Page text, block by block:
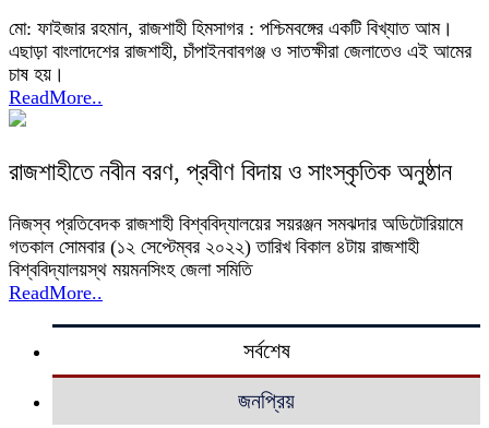
মো: ফাইজার রহমান, রাজশাহী হিমসাগর : পশ্চিমবঙ্গের একটি বিখ্যাত আম।
এছাড়া বাংলাদেশের রাজশাহী, চাঁপাইনবাবগঞ্জ ও সাতক্ষীরা জেলাতেও এই আমের
চাষ হয়।
ReadMore..
রাজশাহীতে নবীন বরণ, প্রবীণ বিদায় ও সাংস্কৃতিক অনুষ্ঠান
নিজস্ব প্রতিবেদক রাজশাহী বিশ্ববিদ্যালয়ের সয়রঞ্জন সমঝদার অডিটোরিয়ামে
গতকাল সোমবার (১২ সেপ্টেম্বর ২০২২) তারিখ বিকাল ৪টায় রাজশাহী
বিশ্ববিদ্যালয়স্থ ময়মনসিংহ জেলা সমিতি
ReadMore..
সর্বশেষ
জনপ্রিয়